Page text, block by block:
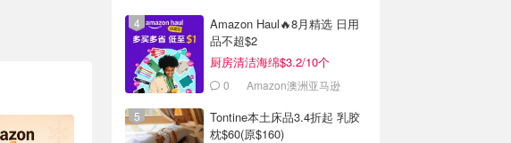
Amazon Haul🔥8月精选 日用
品不超$2
厨房清洁海绵$3.2/10个
0 Amazon澳洲亚马逊
Tontine本土床品3.4折起 乳胶
枕$60(原$160)